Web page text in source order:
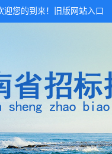
您的到来！ 旧版网站入口